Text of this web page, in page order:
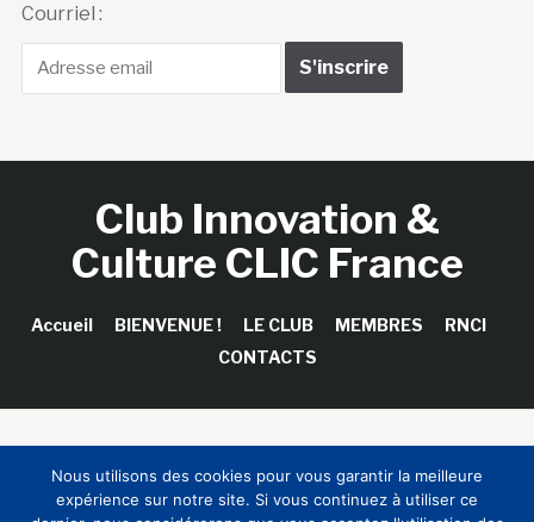
Courriel :
Club Innovation &
Culture CLIC France
Accueil BIENVENUE ! LE CLUB MEMBRES
RNCI
CONTACTS
Sinapses Conseils
Nous utilisons des cookies pour vous garantir la meilleure
expérience sur notre site. Si vous continuez à utiliser ce